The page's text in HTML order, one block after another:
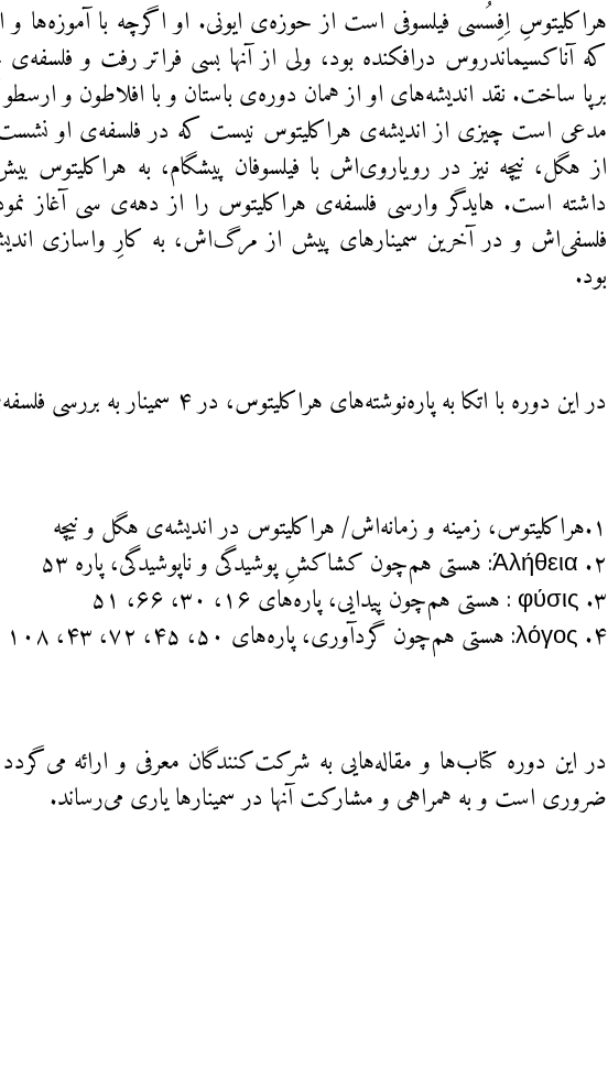
هراکلیتوسِ اِفِسُسی فیلسوفی است از حوزه‌ی ایونی. او اگرچه با آموزه‌ها و
که آناکسیماندروس درافکنده بود، ولی از آنها بسی‌ فراتر رفت و
برپا ساخت. نقد اندیشه‌های او از همان دوره‌ی باستان و با افلاطون و
مدعی است چیزی از اندیشه‌ی هراکلیتوس نیست که در فلسفه‌ی او
از هگل، نیچه نیز در رویاروی‌اش با فیلسوفان پیشگام، به هراکلیتوس
داشته است. هایدگر وارسی فلسفه‌ی هراکلیتوس را از دهه‌ی سی آغاز نمود
فلسفی‌اش و در آخرین سمینارهای پیش از مرگ‌اش، به کارِ واسازی
بود.
در این دوره با اتکا به پاره‌‌‌نوشته‌های هراکلیتوس، در ۴ سمینار به بررسی فلسفه‌ی او می‌پردازیم:
۱.هراکلیتوس، زمینه و زمانه‌اش/ هراکلیتوس در اندیشه‌ی هگل و نیچه
۲. Άλήθεια: هستی هم‌چون کشاکشِ پوشیدگی و ناپوشیدگی، پاره ۵۳
۳. φύσις : هستی هم‌چون پیدایی، پاره‌های ۱۶، ۳۰، ۶۶، ۵۱
۴. λόγος: هستی هم‌چون گردآوری، پاره‌های ۵۰، ۴۵، ۷۲، ۴۳، ۱۰۸
در این دوره کتاب‌ها و مقاله‌هایی‌ به شرکت‌کنندگان معرفی و ارائه
ضروری است و به همراهی و مشارکت آنها در سمینارها یاری می‌رساند.